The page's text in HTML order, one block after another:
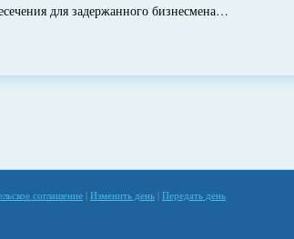
для задержанного бизнесмена…
соглашение| Изменить день | Передать день